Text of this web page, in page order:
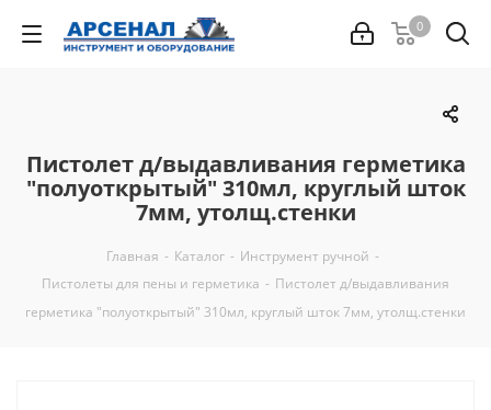
0
Пистолет д/выдавливания герметика
"полуоткрытый" 310мл, круглый шток
7мм, утолщ.стенки
Главная - Каталог - Инструмент ручной -
Пистолеты для пены и герметика - Пистолет д/выдавливания
герметика "полуоткрытый" 310мл, круглый шток 7мм, утолщ.стенки